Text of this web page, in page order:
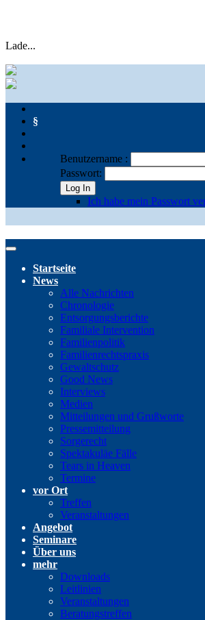
Lade...
§
Benutzername :
Passwort:
Log In
Ich habe mein Passwort
Startseite
News
Alle Nachrichten
Chronologie
Entsorgungsberichte
Familiale Intervention
Familienpolitik
Familienrechtspraxis
Gewaltschutz
Good News
Interviews
Medien
Mitteilungen und Grußworte
Pressemitteilung
Sorgerecht
Spektakuläe Fälle
Tears in Heaven
Termine
vor Ort
Treffen
Veranstaltungen
Angebot
Seminare
Über uns
mehr
Downloads
Leitlinien
Veranstaltungen
Beratungstreffen